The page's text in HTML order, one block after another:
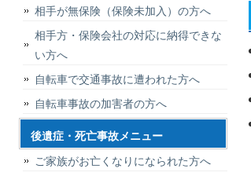
相手が無保険（保険未加入）の方へ
相手方・保険会社の対応に納得できな
い方へ
自転車で交通事故に遭われた方へ
自転車事故の加害者の方へ
後遺症・死亡事故メニュー
ご家族がお亡くなりになられた方へ